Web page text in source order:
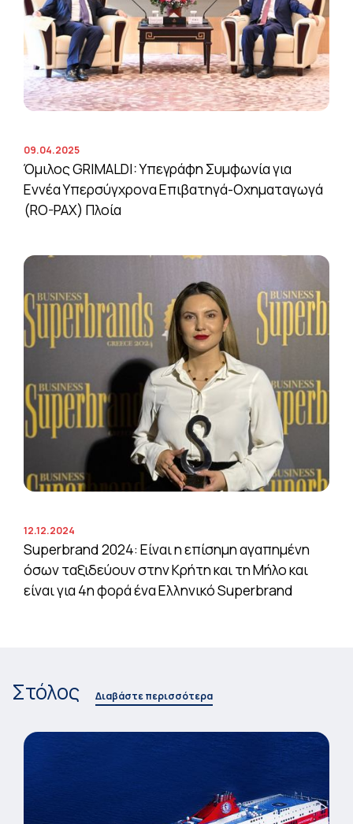
09.04.2025
Όμιλος GRIMALDI: Υπεγράφη Συμφωνία για
Εννέα Υπερσύγχρονα Επιβατηγά-Οχηματαγωγά
(RO-PAX) Πλοία
12.12.2024
Superbrand 2024: Είναι η επίσημη αγαπημένη
όσων ταξιδεύουν στην Κρήτη και τη Μήλο και
είναι για 4η φορά ένα Ελληνικό Superbrand
Στόλος Διαβάστε περισσότερα